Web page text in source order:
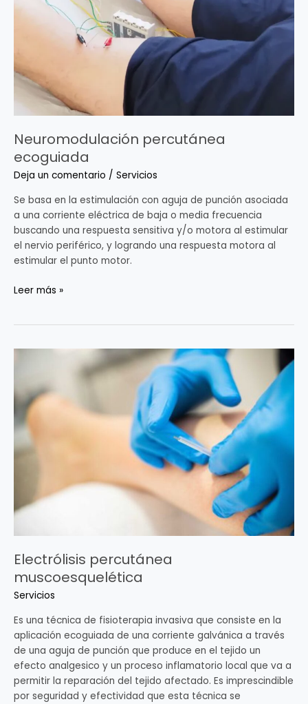
Neuromodulación percutánea
ecoguiada
Deja un comentario / Servicios
Se basa en la estimulación con aguja de punción asociada
a una corriente eléctrica de baja o media frecuencia
buscando una respuesta sensitiva y/o motora al estimular
el nervio periférico, y logrando una respuesta motora al
estimular el punto motor.
Leer más »
Electrólisis percutánea
muscoesquelética
Servicios
Es una técnica de fisioterapia invasiva que consiste en la
aplicación ecoguiada de una corriente galvánica a través
de una aguja de punción que produce en el tejido un
efecto analgesico y un proceso inflamatorio local que va a
permitir la reparación del tejido afectado. Es imprescindible
por seguridad y efectividad que esta técnica se
muscoesquelética